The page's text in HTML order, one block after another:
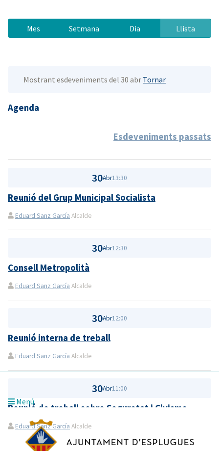
Mes Setmana Dia Llista
Mostrant esdeveniments del 30 abr Tornar
Agenda
Esdeveniments passats
30Abr13:30
Reunió del Grup Municipal Socialista
Eduard Sanz García Alcalde
30Abr12:30
Consell Metropolità
Eduard Sanz García Alcalde
30Abr12:00
Reunió interna de treball
Eduard Sanz García Alcalde
30Abr11:00
Reunió de treball sobre Seguretat i Civisme
Eduard Sanz García Alcalde
Menú